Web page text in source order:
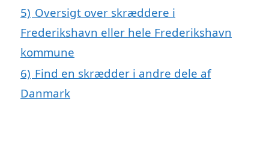
5) Oversigt over skræddere i
Frederikshavn eller hele Frederikshavn
kommune
6) Find en skrædder i andre dele af
Danmark